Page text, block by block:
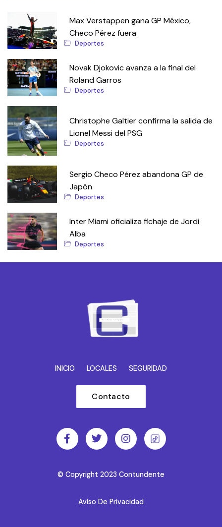
Max Verstappen gana GP México,
Checo Pérez fuera
Deportes
Novak Djokovic avanza a la final del
Roland Garros
Deportes
Christophe Galtier confirma la salida de
Lionel Messi del PSG
Deportes
Sergio Checo Pérez abandona GP de
Japón
Deportes
Inter Miami oficializa fichaje de Jordi
Alba
Deportes
INICIO LOCALES SEGURIDAD
Contacto
© Copyright 2023 Contundente
Aviso De Privacidad